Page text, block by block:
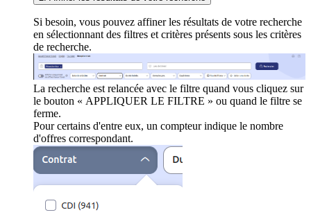
Si besoin, vous pouvez affiner les résultats de votre recherche
en sélectionnant des filtres et critères présents sous les critères
de recherche.
La recherche est relancée avec le filtre quand vous cliquez sur
le bouton « APPLIQUER LE FILTRE » ou quand le filtre se
ferme.
Pour certains d'entre eux, un compteur indique le nombre
d'offres correspondant.